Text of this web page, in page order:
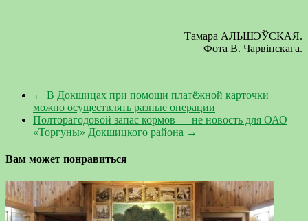
Тамара АЛЬШЭЎСКАЯ.
Фота В. Чарвінскага.
← В Докшицах при помощи платёжной карточки
можно осуществлять разные операции
Полторагодовой запас кормов — не новость для ОАО
«Торгуны» Докшицкого района →
Вам может понравиться